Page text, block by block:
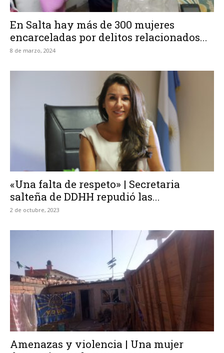
En Salta hay más de 300 mujeres
encarceladas por delitos relacionados...
8 de marzo, 2024
«Una falta de respeto» | Secretaria
salteña de DDHH repudió las...
2 de octubre, 2023
Amenazas y violencia | Una mujer